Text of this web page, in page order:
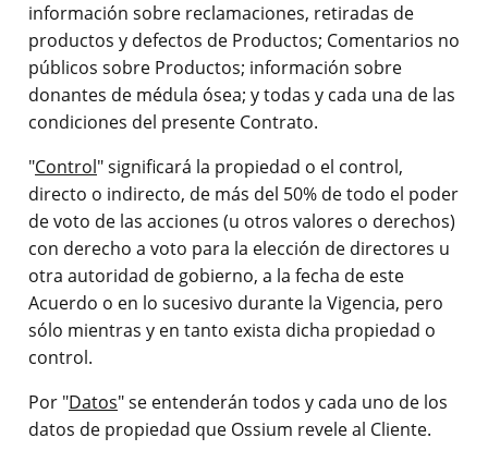
información sobre reclamaciones, retiradas de
productos y defectos de Productos; Comentarios no
públicos sobre Productos; información sobre
donantes de médula ósea; y todas y cada una de las
condiciones del presente Contrato.
"Control" significará la propiedad o el control,
directo o indirecto, de más del 50% de todo el poder
de voto de las acciones (u otros valores o derechos)
con derecho a voto para la elección de directores u
otra autoridad de gobierno, a la fecha de este
Acuerdo o en lo sucesivo durante la Vigencia, pero
sólo mientras y en tanto exista dicha propiedad o
control.
Por "Datos" se entenderán todos y cada uno de los
datos de propiedad que Ossium revele al Cliente.